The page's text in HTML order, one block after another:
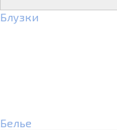
Блузки
Белье